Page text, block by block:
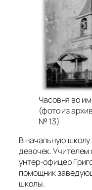
Часовня во
(фото из
№ 13)
В начальную школу
девочек. Учителем
унтер-офицер
помощник
школы.